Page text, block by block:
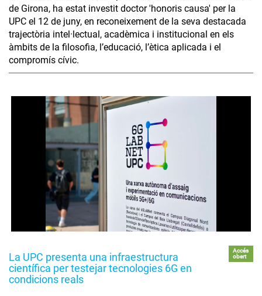
de Girona, ha estat investit doctor 'honoris causa' per la
UPC el 12 de juny, en reconeixement de la seva destacada
trajectòria intel·lectual, acadèmica i institucional en els
àmbits de la filosofia, l’educació, l’ètica aplicada i el
compromís cívic.
La UPC presenta una infraestructura
científica per testejar tecnologies 6G en
condicions reals
Accés
obert